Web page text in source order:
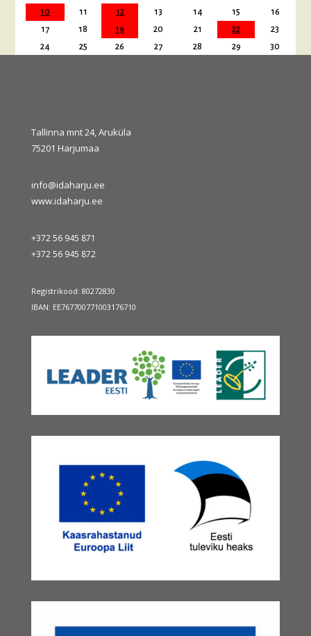
10
11 12 13 14 15
16
17
18 19 20 21 22
23
24
25 26 27 28 29
30
Tallinna mnt 24, Aruküla
75201 Harjumaa
info@idaharju.ee
www.idaharju.ee
+372 56 945 871
+372 56 945 872
Registrikood: 80272830
IBAN: EE767700771003176710